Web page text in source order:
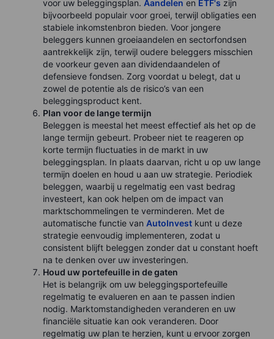
voor uw beleggingsplan. Aandelen en ETF's zijn
bijvoorbeeld populair voor groei, terwijl obligaties een
stabiele inkomstenbron bieden. Voor jongere
beleggers kunnen groeiaandelen en sectorfondsen
aantrekkelijk zijn, terwijl oudere beleggers misschien
de voorkeur geven aan dividendaandelen of
defensieve fondsen. Zorg voordat u belegt, dat u
zowel de potentie als de risico’s van een
beleggingsproduct kent.
Plan voor de lange termijn
Beleggen is meestal het meest effectief als het op de
lange termijn gebeurt. Probeer niet te reageren op
korte termijn fluctuaties in de markt in uw
beleggingsplan. In plaats daarvan, richt u op uw lange
termijn doelen en houd u aan uw strategie. Periodiek
beleggen, waarbij u regelmatig een vast bedrag
investeert, kan ook helpen om de impact van
marktschommelingen te verminderen. Met de
automatische functie van AutoInvest kunt u deze
strategie eenvoudig implementeren, zodat u
consistent blijft beleggen zonder dat u constant hoeft
na te denken over uw investeringen.
Houd uw portefeuille in de gaten
Het is belangrijk om uw beleggingsportefeuille
regelmatig te evalueren en aan te passen indien
nodig. Marktomstandigheden veranderen en uw
financiële situatie kan ook veranderen. Door
regelmatig uw plan te herzien, kunt u ervoor zorgen